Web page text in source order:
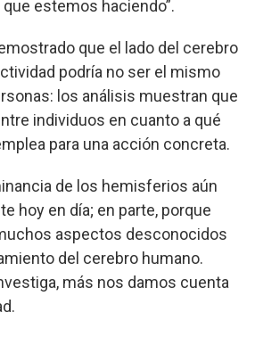
que estemos haciendo”.
que el lado del cerebro
podría no ser el mismo
los análisis muestran que
individuos en cuanto a qué
para una acción concreta.
de los hemisferios aún
hoy en día; en parte, porque
aspectos desconocidos
del cerebro humano.
más nos damos cuenta